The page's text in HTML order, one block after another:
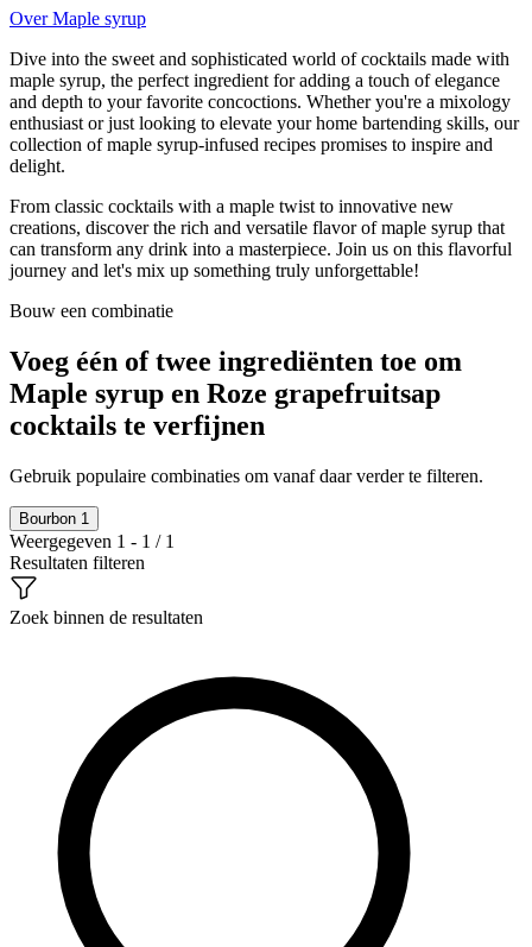
Over Maple syrup
Dive into the sweet and sophisticated world of cocktails made with
maple syrup, the perfect ingredient for adding a touch of elegance
and depth to your favorite concoctions. Whether you're a mixology
enthusiast or just looking to elevate your home bartending skills, our
collection of maple syrup-infused recipes promises to inspire and
delight.
From classic cocktails with a maple twist to innovative new
creations, discover the rich and versatile flavor of maple syrup that
can transform any drink into a masterpiece. Join us on this flavorful
journey and let's mix up something truly unforgettable!
Bouw een combinatie
Voeg één of twee ingrediënten toe om
Maple syrup en Roze grapefruitsap
cocktails te verfijnen
Gebruik populaire combinaties om vanaf daar verder te filteren.
Bourbon 1
Weergegeven 1 - 1 / 1
Resultaten filteren
Zoek binnen de resultaten